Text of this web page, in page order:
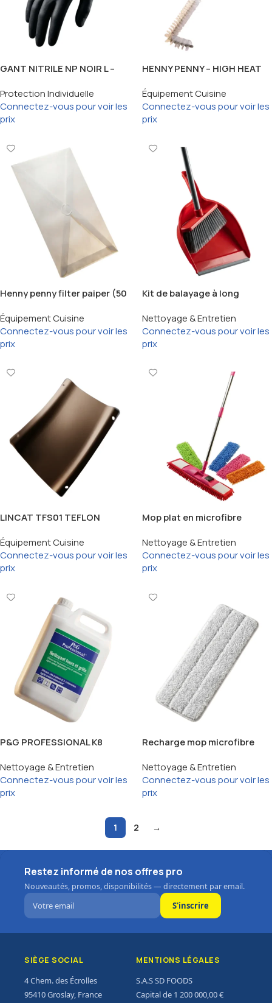
GANT NITRILE NP NOIR L –
Protection Individuelle
Connectez-vous pour voir les
prix
HENNY PENNY – HIGH HEAT
ROUGE) / L
Équipement Cuisine
Connectez-vous pour voir les
prix
Henny penny filter paiper (50
Équipement Cuisine
Connectez-vous pour voir les
prix
Kit de balayage à long
Nettoyage & Entretien
Connectez-vous pour voir les
prix
LINCAT TFS01 TEFLON
[392MM X 500MM]
Équipement Cuisine
Connectez-vous pour voir les
prix
Mop plat en microfibre
Nettoyage & Entretien
Connectez-vous pour voir les
prix
P&G PROFESSIONAL K8
GRILLS 5L
Nettoyage & Entretien
Connectez-vous pour voir les
prix
Recharge mop microfibre
Nettoyage & Entretien
Connectez-vous pour voir les
prix
1 2 →
Restez informé de nos offres pro
Nouveautés, promos, disponibilités — directement par email.
S'inscrire
SIÈGE SOCIAL
4 Chem. des Écrolles
95410 Groslay, France
MENTIONS LÉGALES
S.A.S SD FOODS
Capital de 1 200 000,00 €